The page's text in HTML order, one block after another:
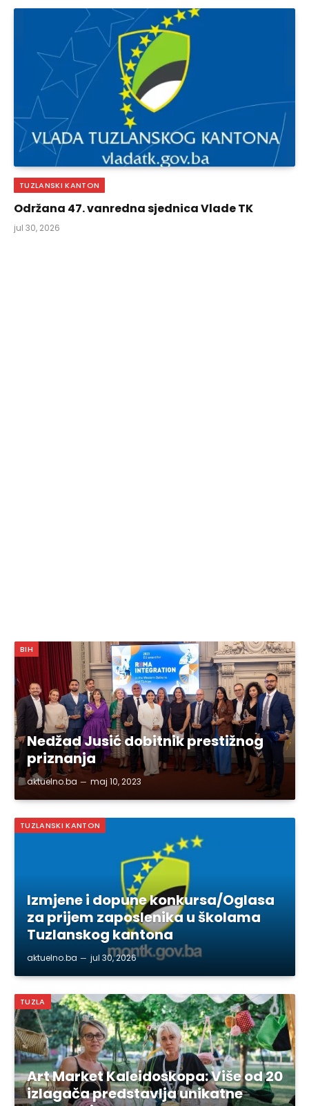
TUZLANSKI KANTON
Održana 47. vanredna sjednica Vlade TK
jul 30, 2026
BIH
Nedžad Jusić dobitnik prestižnog
priznanja
aktuelno.ba maj 10, 2023
TUZLANSKI KANTON
Izmjene i dopune konkursa/Oglasa
za prijem zaposlenika u školama
Tuzlanskog kantona
aktuelno.ba jul 30, 2026
TUZLA
Art Market Kaleidoskopa: Više od 20
izlagača predstavlja unikatne